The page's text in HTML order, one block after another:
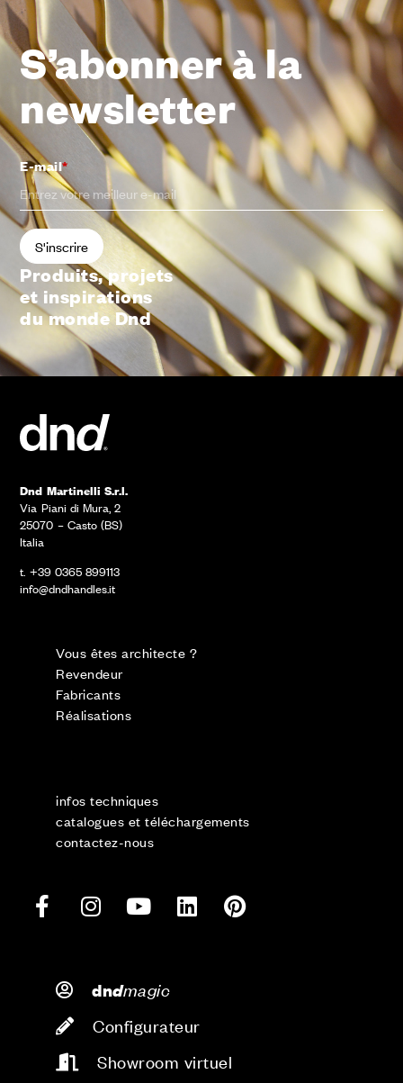
S’abonner à la
newsletter
E-mail*
Produits, projets
et inspirations
du monde Dnd
Dnd Martinelli S.r.l.
Via Piani di Mura, 2
25070 – Casto (BS)
Italia
t. +39 0365 899113
info@dndhandles.it
Vous êtes architecte ?
Revendeur
Fabricants
Réalisations
infos techniques
catalogues et téléchargements
contactez-nous
dndmagic
Configurateur
Showroom virtuel